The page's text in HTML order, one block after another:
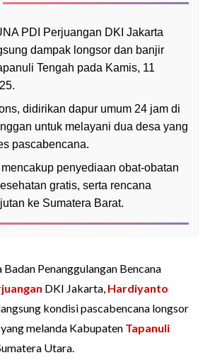
PDI Perjuangan DKI Jakarta
dampak longsor dan banjir
Tengah pada Kamis, 11
didirikan dapur umum 24 jam di
untuk melayani dua desa yang
pascabencana.
penyediaan obat-obatan
gratis, serta rencana
ke Sumatera Barat.
Badan Penanggulangan Bencana
DKI Jakarta, Hardiyanto
kondisi pascabencana longsor
melanda Kabupaten Tapanuli
Utara.